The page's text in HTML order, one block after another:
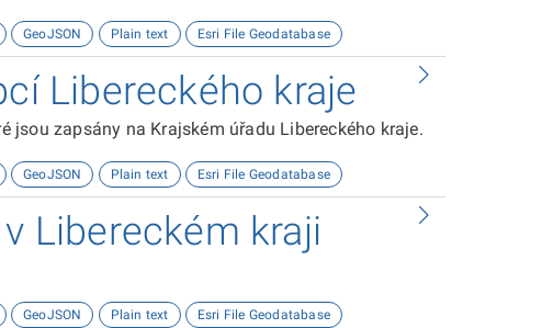
GeoJSON Plain text Esri File Geodatabase
Libereckého kraje
jsou zapsány na Krajském úřadu Libereckého kraje.
GeoJSON Plain text Esri File Geodatabase
Libereckém kraji
GeoJSON Plain text Esri File Geodatabase